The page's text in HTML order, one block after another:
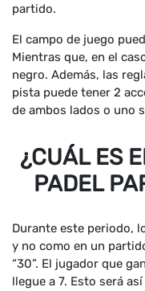
partido.
El campo de juego
Mientras que, en el
negro. Además, las
pista puede tener 2
de ambos lados o uno
¿CUÁL ES
PADEL
Durante este periodo,
y no como en un
“30”. El jugador que
llegue a 7. Esto será